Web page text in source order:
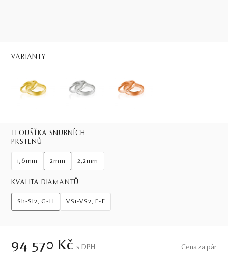
VARIANTY
TLOUŠŤKA SNUBNÍCH
PRSTENŮ
1,6mm 2mm 2,2mm
KVALITA DIAMANTŮ
Si1-SI2, G-H VS1-VS2, E-F
94 570 Kč S DPH Cena za pár